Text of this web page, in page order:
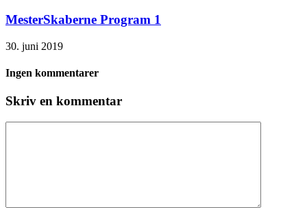
MesterSkaberne Program 1
30. juni 2019
Ingen kommentarer
Skriv en kommentar